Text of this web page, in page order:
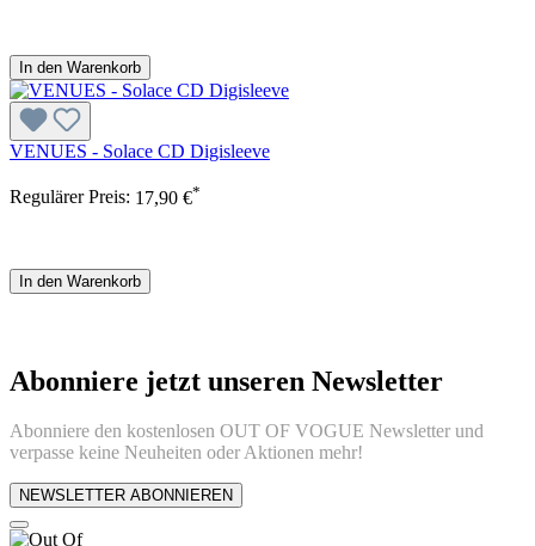
In den Warenkorb
VENUES - Solace CD Digisleeve
Regulärer Preis: 17,90 €*
In den Warenkorb
Abonniere jetzt unseren Newsletter
Abonniere den kostenlosen OUT OF VOGUE Newsletter und
verpasse keine Neuheiten oder Aktionen mehr!
NEWSLETTER ABONNIEREN